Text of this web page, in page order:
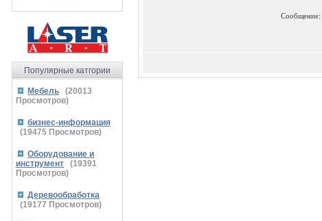
Популярные катгории
Мебель (20013
Просмотров)
бизнес-информация
(19475 Просмотров)
Оборудование и
инструмент
(19391
Просмотров)
Деревообработка
(19177 Просмотров)
Сообщение: